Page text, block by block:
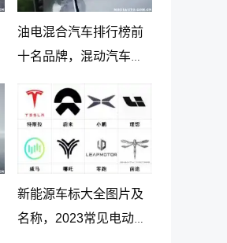
油电混合汽车排行榜前
十名品牌，混动汽车十
新能源车标大全图片及
名称，2023常见电动汽